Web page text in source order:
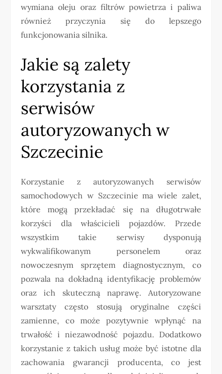
wymiana oleju oraz filtrów powietrza i paliwa
również przyczynia się do lepszego
funkcjonowania silnika.
Jakie są zalety
korzystania z
serwisów
autoryzowanych w
Szczecinie
Korzystanie z autoryzowanych serwisów
samochodowych w Szczecinie ma wiele zalet,
które mogą przekładać się na długotrwałe
korzyści dla właścicieli pojazdów. Przede
wszystkim takie serwisy dysponują
wykwalifikowanym personelem oraz
nowoczesnym sprzętem diagnostycznym, co
pozwala na dokładną identyfikację problemów
oraz ich skuteczną naprawę. Autoryzowane
warsztaty często stosują oryginalne części
zamienne, co może pozytywnie wpłynąć na
trwałość i niezawodność pojazdu. Dodatkowo
korzystanie z takich usług może być istotne dla
zachowania gwarancji producenta, co jest